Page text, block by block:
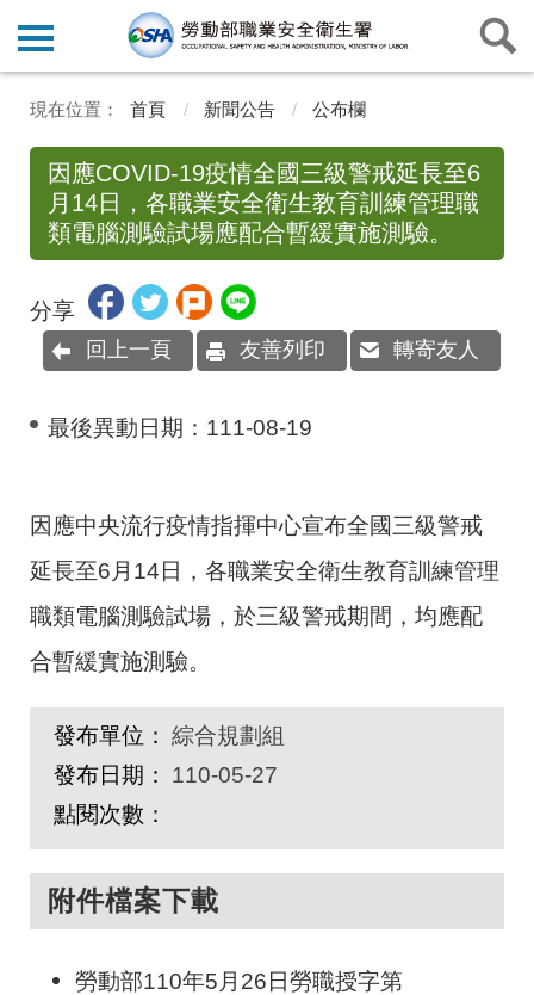
首頁 新聞公告 公布欄
因應COVID-19疫情全國三級警戒延長至6
月14日，各職業安全衛生教育訓練管理職
類電腦測驗試場應配合暫緩實施測驗。
分享
回上一頁 友善列印 轉寄友人
最後異動日期： 111-08-19
因應中央流行疫情指揮中心宣布全國三級警戒
延長至6 月 14日，各職業安全衛生教育訓練管理
職類電腦測驗試場，於三級警戒期間，均應配
合暫緩實施測驗。
發布單位： 綜合規劃組
發布日期：
110-05-27
點閱次數：
附件檔案下載
勞動部110年5月26日勞職授字第